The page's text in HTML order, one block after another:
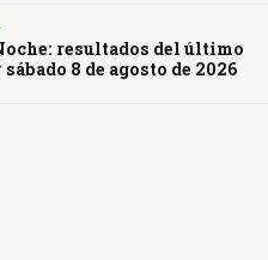
resultados del último
8 de agosto de 2026